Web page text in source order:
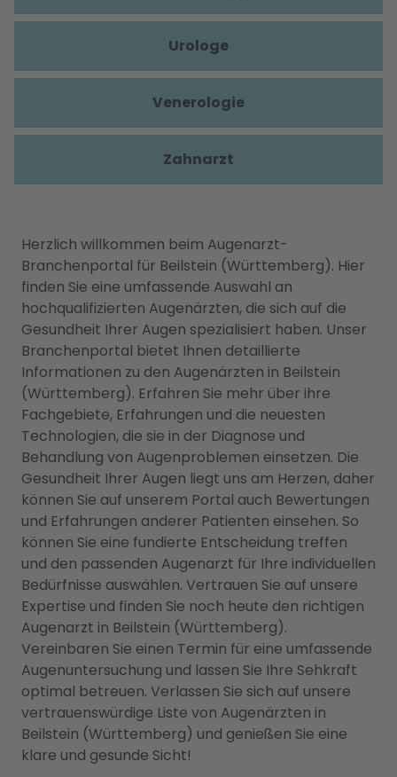
Herzlich willkommen beim Augenarzt-
Branchenportal für Beilstein (Württemberg). Hier
finden Sie eine umfassende Auswahl an
hochqualifizierten Augenärzten, die sich auf die
Gesundheit Ihrer Augen spezialisiert haben. Unser
Branchenportal bietet Ihnen detaillierte
Informationen zu den Augenärzten in Beilstein
(Württemberg). Erfahren Sie mehr über ihre
Fachgebiete, Erfahrungen und die neuesten
Technologien, die sie in der Diagnose und
Behandlung von Augenproblemen einsetzen. Die
Gesundheit Ihrer Augen liegt uns am Herzen, daher
können Sie auf unserem Portal auch Bewertungen
und Erfahrungen anderer Patienten einsehen. So
können Sie eine fundierte Entscheidung treffen
und den passenden Augenarzt für Ihre individuellen
Bedürfnisse auswählen. Vertrauen Sie auf unsere
Expertise und finden Sie noch heute den richtigen
Augenarzt in Beilstein (Württemberg).
Vereinbaren Sie einen Termin für eine umfassende
Augenuntersuchung und lassen Sie Ihre Sehkraft
optimal betreuen. Verlassen Sie sich auf unsere
vertrauenswürdige Liste von Augenärzten in
Beilstein (Württemberg) und genießen Sie eine
klare und gesunde Sicht!
Urologe
Venerologie
Zahnarzt